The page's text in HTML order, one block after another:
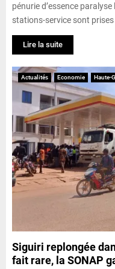
pénurie d’essence
stations-service sont prises
Lire la suite
Actualités Economie Haute-
Siguiri replongée
fait rare, la SONAP